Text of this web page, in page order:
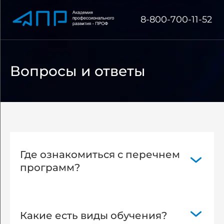
8-800-700-11-52
Вопросы и ответы
Где ознакомиться с перечнем
программ?
Какие есть виды обучения?